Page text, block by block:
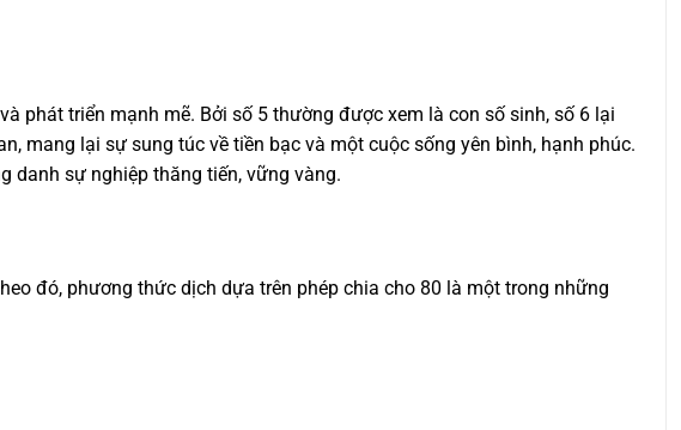
phát triển mạnh mẽ. Bởi số 5 thường được xem là con số sinh, số 6 lại
mang lại sự sung túc về tiền bạc và một cuộc sống yên bình, hạnh phúc.
danh sự nghiệp thăng tiến, vững vàng.
đó, phương thức dịch dựa trên phép chia cho 80 là một trong những